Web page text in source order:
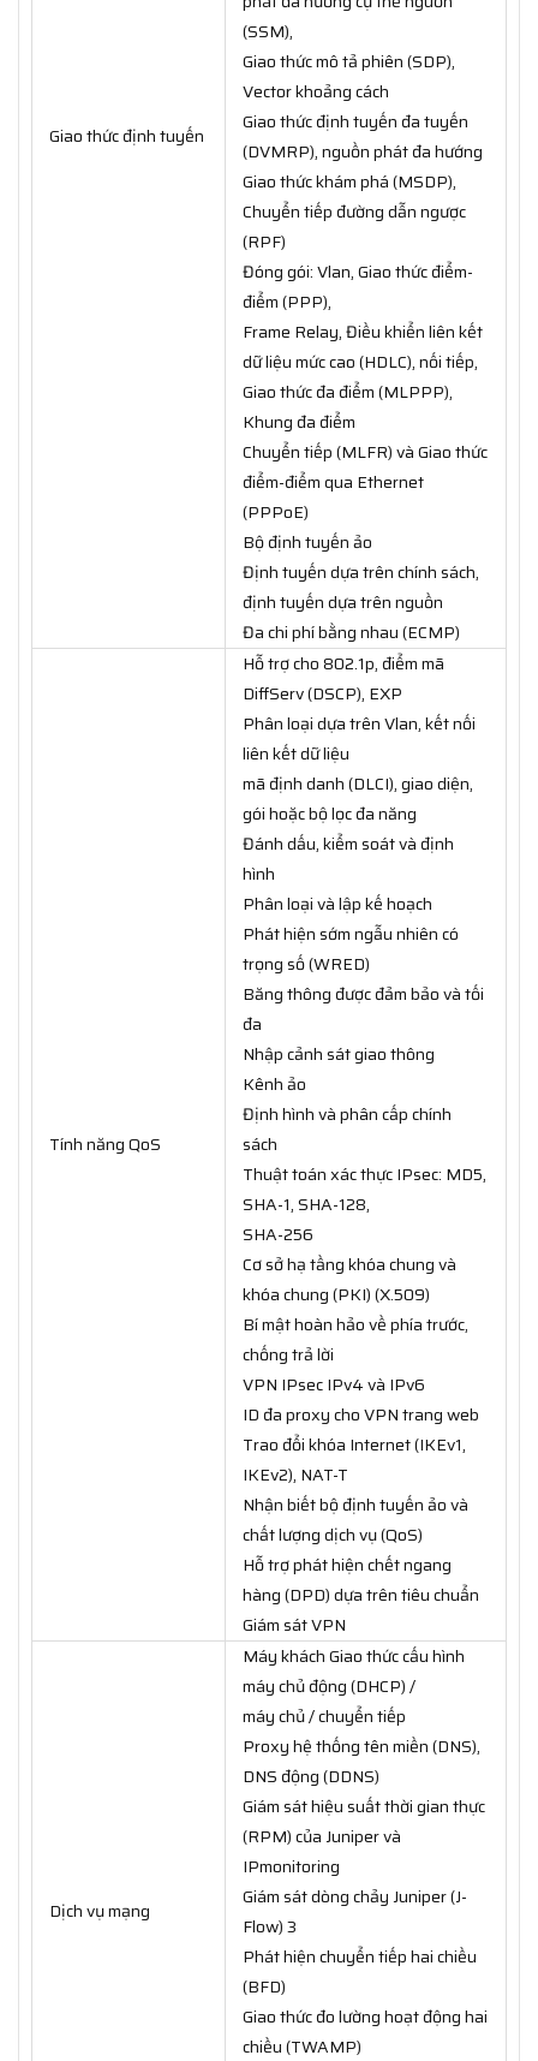
Giao thức định tuyến
(SSM),
Giao thức mô tả phiên (SDP),
Vector khoảng cách
Giao thức định tuyến đa tuyến
(DVMRP), nguồn phát đa hướng
Giao thức khám phá (MSDP),
Chuyển tiếp đường dẫn ngược
(RPF)
Đóng gói: Vlan, Giao thức điểm-
điểm (PPP),
Frame Relay, Điều khiển liên kết
dữ liệu mức cao (HDLC), nối tiếp,
Giao thức đa điểm (MLPPP),
Khung đa điểm
Chuyển tiếp (MLFR) và Giao thức
điểm-điểm qua Ethernet
(PPPoE)
Bộ định tuyến ảo
Định tuyến dựa trên chính sách,
định tuyến dựa trên nguồn
Đa chi phí bằng nhau (ECMP)
Tính năng QoS
Hỗ trợ cho 802.1p, điểm mã
DiffServ (DSCP), EXP
Phân loại dựa trên Vlan, kết nối
liên kết dữ liệu
mã định danh (DLCI), giao diện,
gói hoặc bộ lọc đa năng
Đánh dấu, kiểm soát và định
hình
Phân loại và lập kế hoạch
Phát hiện sớm ngẫu nhiên có
trọng số (WRED)
Băng thông được đảm bảo và tối
đa
Nhập cảnh sát giao thông
Kênh ảo
Định hình và phân cấp chính
sách
Thuật toán xác thực IPsec: MD5,
SHA-1, SHA-128,
SHA-256
Cơ sở hạ tầng khóa chung và
khóa chung (PKI) (X.509)
Bí mật hoàn hảo về phía trước,
chống trả lời
VPN IPsec IPv4 và IPv6
ID đa proxy cho VPN trang web
Trao đổi khóa Internet (IKEv1,
IKEv2), NAT-T
Nhận biết bộ định tuyến ảo và
chất lượng dịch vụ (QoS)
Hỗ trợ phát hiện chết ngang
hàng (DPD) dựa trên tiêu chuẩn
Giám sát VPN
Dịch vụ mạng
Máy khách Giao thức cấu hình
máy chủ động (DHCP) /
máy chủ / chuyển tiếp
Proxy hệ thống tên miền (DNS),
DNS động (DDNS)
Giám sát hiệu suất thời gian thực
(RPM) của Juniper và
IPmonitoring
Giám sát dòng chảy Juniper (J-
Flow) 3
Phát hiện chuyển tiếp hai chiều
(BFD)
Giao thức đo lường hoạt động hai
chiều (TWAMP)